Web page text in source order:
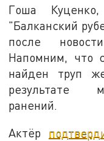
Гоша
"Балканский
после
Напомним, что
найден труп
результате
ранений.
Актёр